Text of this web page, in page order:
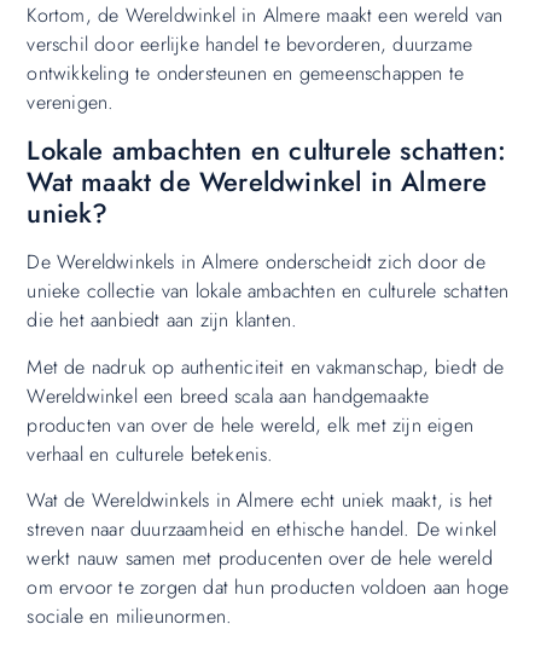
Kortom, de Wereldwinkel in Almere maakt een wereld van
verschil door eerlijke handel te bevorderen, duurzame
ontwikkeling te ondersteunen en gemeenschappen te
verenigen.
Lokale ambachten en culturele schatten:
Wat maakt de Wereldwinkel in Almere
uniek?
De Wereldwinkels in Almere onderscheidt zich door de
unieke collectie van lokale ambachten en culturele schatten
die het aanbiedt aan zijn klanten.
Met de nadruk op authenticiteit en vakmanschap, biedt de
Wereldwinkel een breed scala aan handgemaakte
producten van over de hele wereld, elk met zijn eigen
verhaal en culturele betekenis.
Wat de Wereldwinkels in Almere echt uniek maakt, is het
streven naar duurzaamheid en ethische handel. De winkel
werkt nauw samen met producenten over de hele wereld
om ervoor te zorgen dat hun producten voldoen aan hoge
sociale en milieunormen.